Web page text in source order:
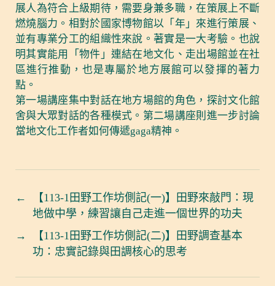
展人為符合上級期待，需要身兼多職，在策展上不斷
燃燒腦力。相對於國家博物館以「年」來進行策展、
並有專業分工的組織性來說。著實是一大考驗。也說
明其實能用「物件」連結在地文化、走出場館並在社
區進行推動，也是專屬於地方展館可以發揮的著力
點。
第一場講座集中對話在地方場館的角色，探討文化館
舍與大眾對話的各種模式。第二場講座則進一步討論
當地文化工作者如何傳遞gaga精神。
←
【113-1田野工作坊側記(一)】田野來敲門：現
地做中學，練習讓自己走進一個世界的功夫
→
【113-1田野工作坊側記(二)】田野調查基本
功：忠實記錄與田調核心的思考